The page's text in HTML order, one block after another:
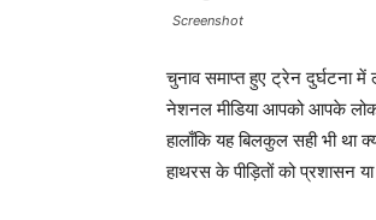
Screenshot
चुनाव समाप्त हुए ट्रेन
नेशनल मीडिया आपको आपके
हालाँकि यह बिलकुल सही भी था
हाथरस के पीड़ितों को प्रशासन